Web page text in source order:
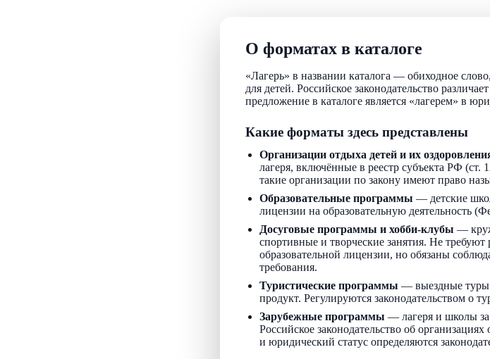
О форматах в каталоге
«Лагерь» в названии каталога — обиходное
для детей. Российское законодательство
предложение в каталоге является «лагерем» в
Какие форматы здесь представлены
Организации отдыха детей и их
лагеря, включённые в реестр субъекта РФ
такие организации по закону имеют право
Образовательные программы — детские
лицензии на образовательную деятельность
Досуговые программы и хобби-клубы —
спортивные и творческие занятия. Не
образовательной лицензии, но обязаны
требования.
Туристические программы — выездные туры
продукт. Регулируются законодательством о
Зарубежные программы — лагеря и школы
Российское законодательство об
и юридический статус определяются